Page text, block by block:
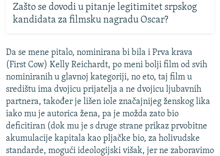
Zašto se dovodi u pitanje legitimitet srpskog
kandidata za filmsku nagradu Oscar?
Da se mene pitalo, nominirana bi bila i Prva krava
(First Cow) Kelly Reichardt, po meni bolji film od svih
nominiranih u glavnoj kategoriji, no eto, taj film u
središtu ima dvojicu prijatelja a ne dvojicu ljubavnih
partnera, također je lišen iole značajnijeg ženskog lika
iako mu je autorica žena, pa je možda zato bio
deficitiran (dok mu je s druge strane prikaz prvobitne
akumulacije kapitala kao pljačke bio, za holivudske
standarde, mogući ideologijski višak, jer ne zaboravimo